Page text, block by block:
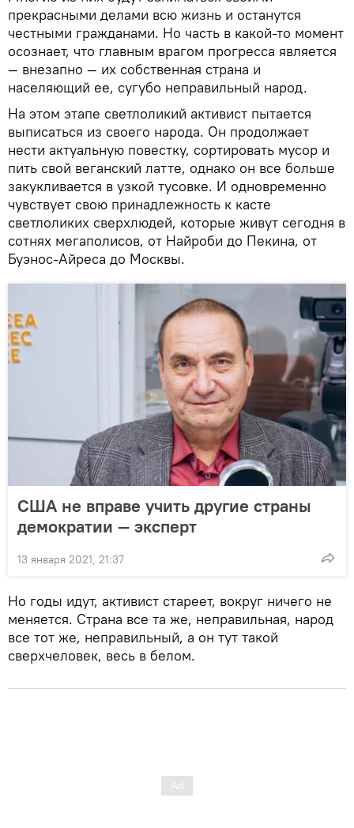
прекрасными делами всю жизнь и останутся
честными гражданами. Но часть в какой-то момент
осознает, что главным врагом прогресса является
— внезапно — их собственная страна и
населяющий ее, сугубо неправильный народ.
На этом этапе светлоликий активист пытается
выписаться из своего народа. Он продолжает
нести актуальную повестку, сортировать мусор и
пить свой веганский латте, однако он все больше
закукливается в узкой тусовке. И одновременно
чувствует свою принадлежность к касте
светлоликих сверхлюдей, которые живут сегодня в
сотнях мегаполисов, от Найроби до Пекина, от
Буэнос-Айреса до Москвы.
США не вправе учить другие страны
демократии — эксперт
13 января 2021, 21:37
Но годы идут, активист стареет, вокруг ничего не
меняется. Страна все та же, неправильная, народ
все тот же, неправильный, а он тут такой
сверхчеловек, весь в белом.